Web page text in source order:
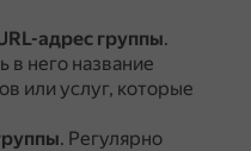
адрес группы.
него название
или услуг, которые
. Регулярно